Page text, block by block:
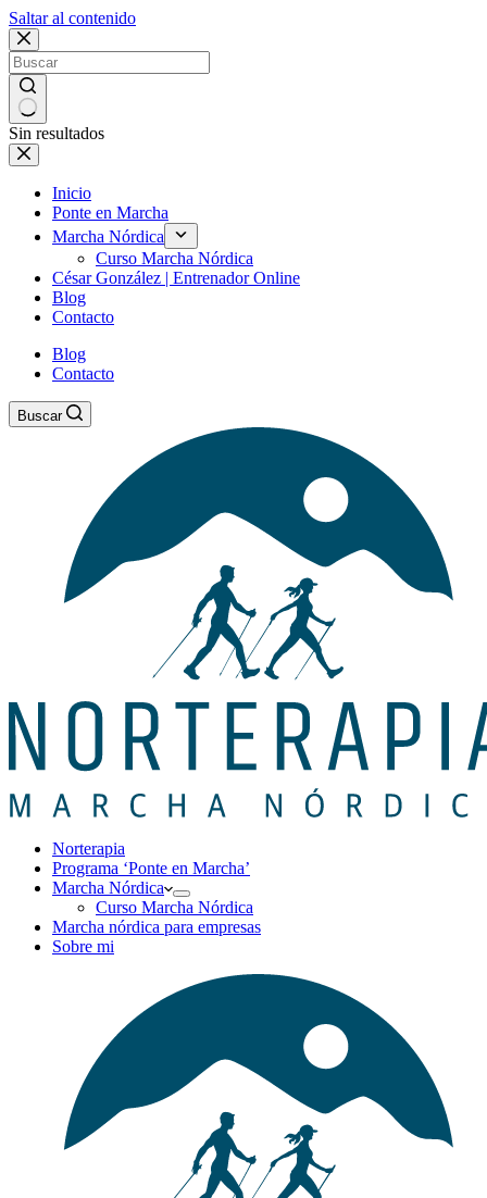
Saltar al contenido
Sin resultados
Inicio
Ponte en Marcha
Marcha Nórdica
Curso Marcha Nórdica
César González | Entrenador Online
Blog
Contacto
Blog
Contacto
Buscar
Norterapia
Programa ‘Ponte en Marcha’
Marcha Nórdica
Curso Marcha Nórdica
Marcha nórdica para empresas
Sobre mi